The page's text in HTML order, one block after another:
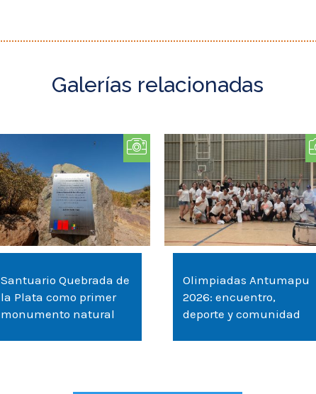
Santuario Quebrada de
la Plata como primer
monumento natural
Olimpiadas Antumapu
2026: encuentro,
deporte y comunidad